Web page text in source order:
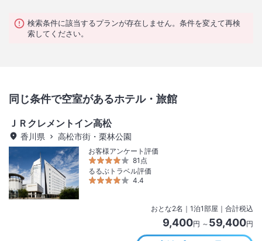
検索条件に該当するプランが存在しません。条件を変えて再検
索してください。
同じ条件で空室があるホテル・旅館
ＪＲクレメントイン高松
香川県 高松市街・栗林公園
お客様アンケート評価
81点
るるぶトラベル評価
4.4
おとな2名 ｜ 1泊1部屋｜合計税込
9,400円 ～ 59,400円